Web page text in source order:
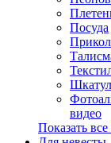
Посуда
видео
Показать